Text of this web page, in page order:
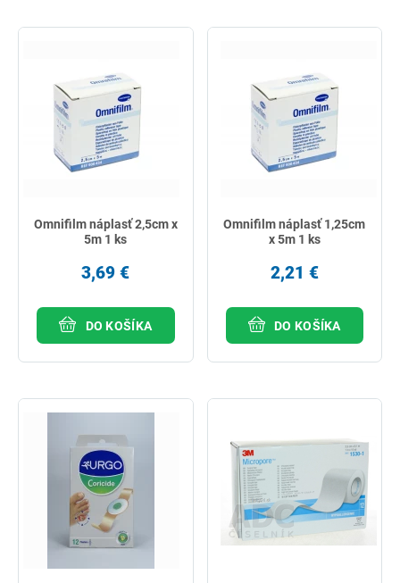
Omnifilm náplasť 2,5cm x
5m 1 ks
3,69 €
DO KOŠÍKA
Omnifilm náplasť 1,25cm
x 5m 1 ks
2,21 €
DO KOŠÍKA